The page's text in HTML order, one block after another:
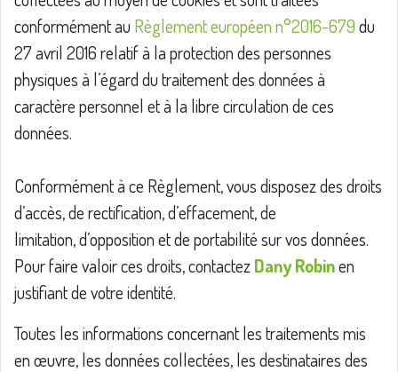
conformément au Règlement européen n°2016-679du
27 avril 2016 relatif à la protection des personnes
physiques à l’égard du traitement des données à
caractère personnel et à la libre circulation de ces
données.
Conformément à ce Règlement, vous disposez des droits
d’accès, de rectification, d’effacement, de
limitation, d’opposition et de portabilité sur vos données.
Pour faire valoir ces droits, contactezDanyRobinen
justifiant de votre identité.
Toutes les informations concernant les traitements mis
en œuvre, les données collectées, les destinataires des